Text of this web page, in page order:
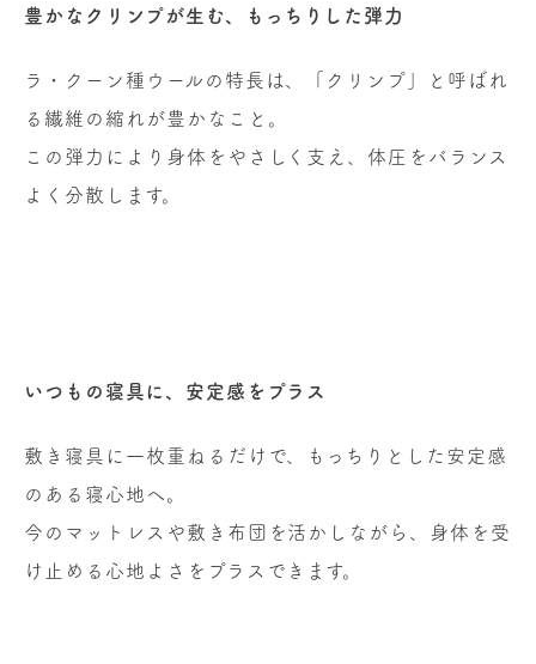
豊かなクリンプが生む、もっちりした弾力
ラ・クーン種ウールの特長は、「クリンプ」と呼ばれ
る繊維の縮れが豊かなこと。
この弾力により身体をやさしく支え、体圧をバランス
よく分散します。
いつもの寝具に、安定感をプラス
敷き寝具に一枚重ねるだけで、もっちりとした安定感
のある寝心地へ。
今のマットレスや敷き布団を活かしながら、身体を受
け止める心地よさをプラスできます。